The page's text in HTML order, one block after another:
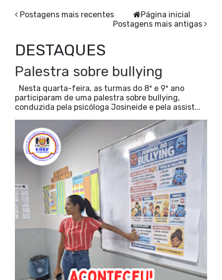
Postagens mais recentes
Postagens mais antigas
Página inicial
DESTAQUES
Palestra sobre bullying
Nesta quarta-feira, as turmas do 8º e 9º ano
participaram de uma palestra sobre bullying,
conduzida pela psicóloga Josineide e pela assist...